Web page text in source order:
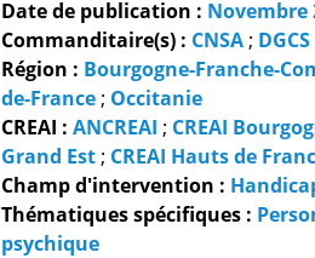
Date de publication : Novembre
Commanditaire(s) : CNSA; DGCS
Région : Bourgogne-Franche-
de-France; Occitanie
CREAI : ANCREAI ; CREAI
Grand Est; CREAI Hauts de
Champ d'intervention :
Thématiques spécifiques :
psychique